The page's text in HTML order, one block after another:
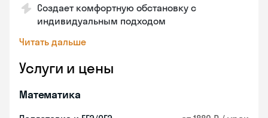
Создает комфортную обстановку с
индивидуальным подходом
Читать дальше
Услуги и цены
Математика